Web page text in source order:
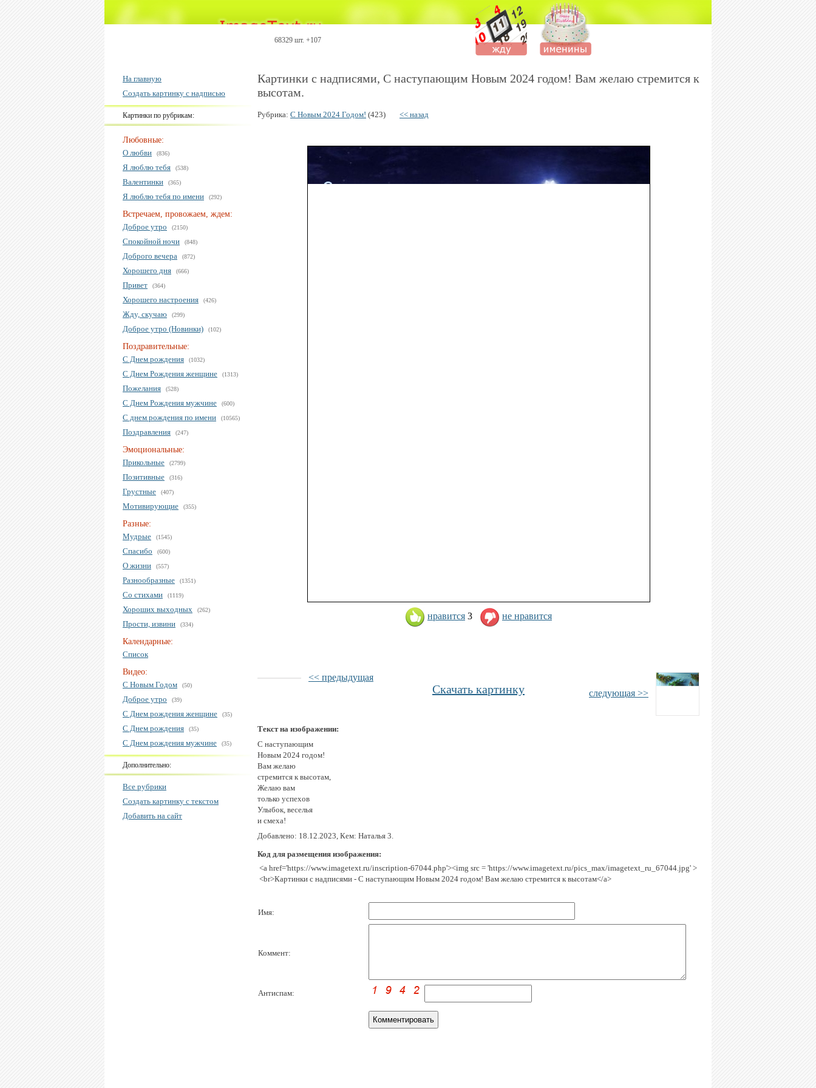
68329 шт. +107
На главную
Создать картинку с надписью
Картинки по рубрикам:
Любовные:
О любви
(836)
Я люблю тебя (538)
Валентинки (365)
Я люблю тебя по имени (292)
Встречаем, провожаем, ждем:
Доброе утро
(2150)
Спокойной ночи (848)
Доброго вечера (872)
Хорошего дня (666)
Привет (364)
Хорошего настроения (426)
Жду, скучаю (299)
Доброе утро (Новинки) (102)
Поздравительные:
С Днем рождения
(1032)
С Днем Рождения женщине (1313)
Пожелания (528)
С Днем Рождения мужчине (600)
С днем рождения по имени (10565)
Поздравления (247)
Эмоциональные:
Прикольные
(2799)
Позитивные (316)
Грустные (407)
Мотивирующие (355)
Разные:
Мудрые
(1545)
Спасибо (600)
О жизни (557)
Разнообразные (1351)
Со стихами (1119)
Хороших выходных (262)
Прости, извини (334)
Календарные:
Список
Видео:
С Новым Годом
(50)
Доброе утро (39)
С Днем рождения женщине (35)
С Днем рождения (35)
С Днем рождения мужчине (35)
Дополнительно:
Все рубрики
Создать картинку с текстом
Добавить на сайт
Картинки с надписями, С наступающим Новым 2024 годом! Вам желаю стремится к
высотам.
Рубрика: С Новым 2024 Годом! (423) << назад
нравится 3 не нравится
<< предыдущая
следующая >>
Скачать картинку
Текст на изображении:
С наступающим
Новым 2024 годом!
Вам желаю
стремится к высотам,
Желаю вам
только успехов
Улыбок, веселья
и смеха!
Добавлено: 18.12.2023, Кем: Наталья 3.
Код для размещения изображения:
<a href='https://www.imagetext.ru/inscription-67044.php'><img src = 'https://www.imagetext.ru/pics_max/imagetext_ru_67044.jpg' >
<br>Картинки с надписями - С наступающим Новым 2024 годом! Вам желаю стремится к высотам</a>
Имя:
Коммент:
Антиспам: